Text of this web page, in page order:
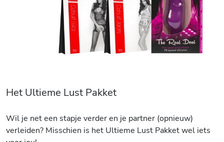
Het Ultieme Lust Pakket
Wil je net een stapje verder en je partner (opnieuw)
verleiden? Misschien is het Ultieme Lust Pakket wel iets